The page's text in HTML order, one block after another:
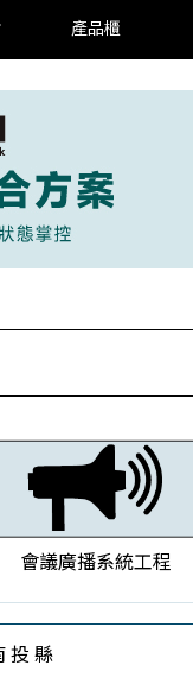
產品櫃
會議廣播系統工程
投 縣